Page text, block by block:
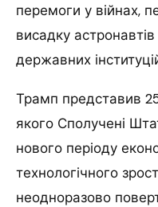
перемоги у війнах,
висадку
державних
Трамп представив
якого Сполучені
нового періоду
технологічного
неодноразово